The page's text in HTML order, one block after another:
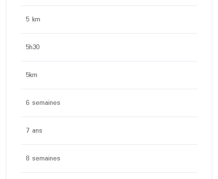
5 km
5h30
5km
6 semaines
7 ans
8 semaines